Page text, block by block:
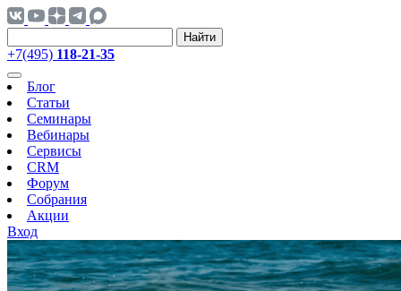
Найти
+7(495) 118-21-35
Блог
Статьи
Семинары
Вебинары
Сервисы
CRM
Форум
Собрания
Акции
Вход